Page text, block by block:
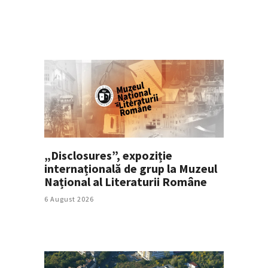
„Disclosures”, expoziție
internațională de grup la Muzeul
Național al Literaturii Române
6 August 2026